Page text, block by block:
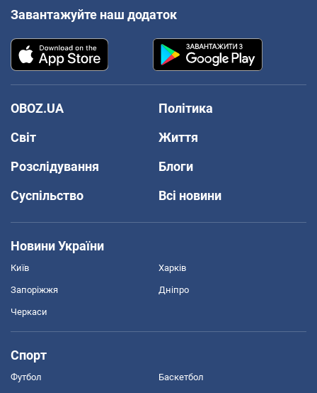
Завантажуйте наш додаток
OBOZ.UA
Політика
Світ
Життя
Розслідування
Блоги
Суспільство
Всі новини
Новини України
Київ Харків
Запоріжжя Дніпро
Черкаси
Спорт
Футбол Баскетбол